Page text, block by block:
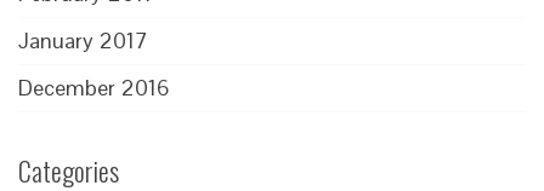
January 2017
December 2016
Categories